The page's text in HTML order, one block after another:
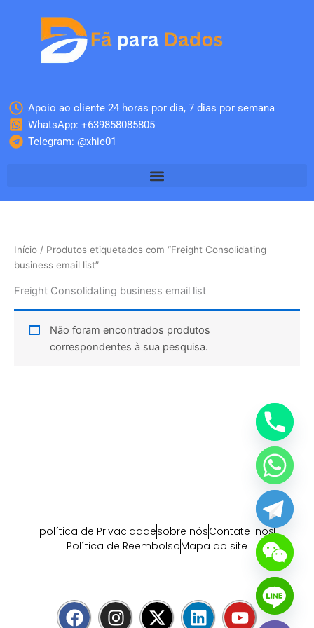
Apoio ao cliente 24 horas por dia, 7 dias por semana
WhatsApp: +639858085805
Telegram: @xhie01
Início / Produtos etiquetados com “Freight Consolidating
business email list”
Freight Consolidating business email list
Não foram encontrados produtos
correspondentes à sua pesquisa.
política de Privacidadesobre nósContate-nos
Política de ReembolsoMapa do site
F
I
X
L
Y